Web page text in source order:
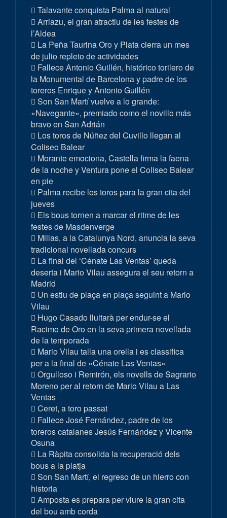
Talavante conquista Palma al natural
Arriazu, el gran atractiu de les festes de
l’Aldea
La Peña Taurina Oro y Plata cierra un mes
de julio repleto de actividades
Fallece Antonio Guillén, histórico torilero de
la Monumental de Barcelona y padre de los
toreros Enrique y Antonio Guillén
Son San Martí vuelve a lo grande:
«Navegante», premiado como el novillo más
bravo en San Adrián
Los toros de Núñez del Cuvillo llegan al
Coliseo Balear
Morante emociona, Castella firma la faena
de la noche y Ventura pone el Coliseo Balear
en pie
Palma recibe los toros para la gran cita del
jueves
Els bous tornen a marcar el ritme de les
festes de Masdenverge
Millas, a la Catalunya Nord, anuncia la seva
tradicional novellada concurs
La final del ‘Cénate Las Ventas’ queda
deserta i Mario Vilau assegura el seu retorn a
Madrid
Un estiu de plaça en plaça seguint a Mario
Vilau
Hugo Casado lluitarà per endur-se el
Racimo de Oro en la seva primera novellada
de la temporada
Mario Vilau talla una orella i es classifica
per a la final de «Cénate Las Ventas»
Orgulloso i Remirón, els novells de Sagrario
Moreno per al retorn de Mario Vilau a Las
Ventas
Ceret, a toro passat
Fallece José Fernández, padre de los
toreros catalanes Jesús Fernández y Vicente
Osuna
La Ràpita consolida la recuperació dels
bous a la platja
Son San Martí, el regreso de un hierro con
historia
Amposta es prepara per viure la gran cita
del bou amb corda